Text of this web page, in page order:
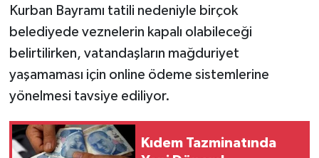
Kurban Bayramı tatili nedeniyle birçok
belediyede veznelerin kapalı olabileceği
belirtilirken, vatandaşların mağduriyet
yaşamaması için online ödeme sistemlerine
yönelmesi tavsiye ediliyor.
Kıdem Tazminatında